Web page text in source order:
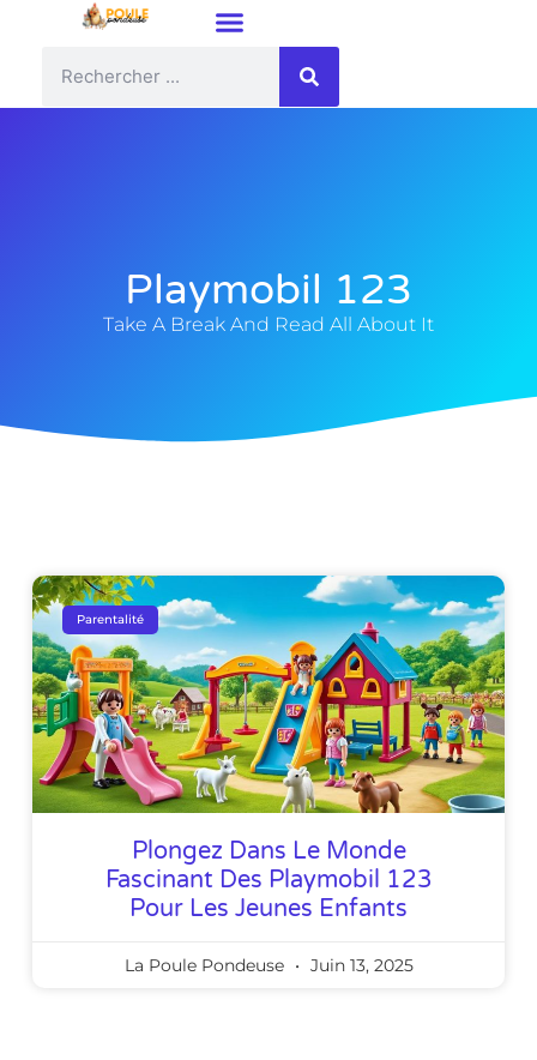
Playmobil 123
Take A Break And Read All About It
Parentalité
Plongez Dans Le Monde
Fascinant Des Playmobil 123
Pour Les Jeunes Enfants
La Poule Pondeuse Juin 13, 2025